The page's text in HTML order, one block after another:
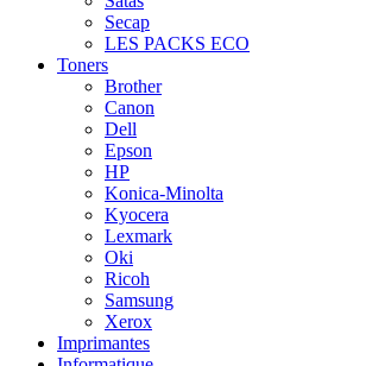
Secap
LES PACKS ECO
Toners
Brother
Canon
Dell
Epson
HP
Konica-Minolta
Kyocera
Lexmark
Oki
Ricoh
Samsung
Xerox
Imprimantes